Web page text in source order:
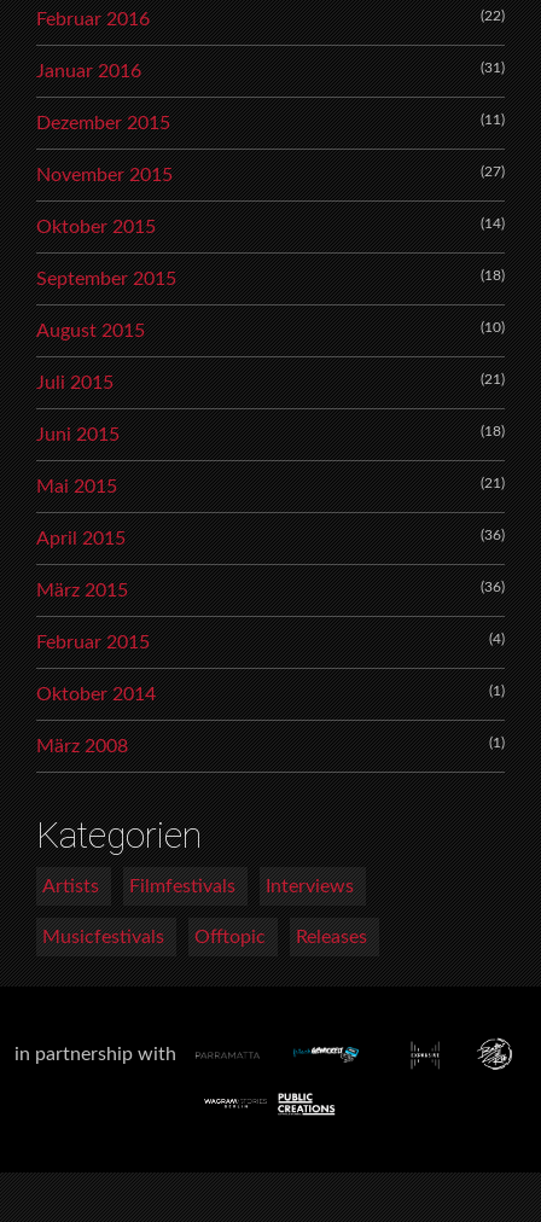
Februar 2016 (22)
Januar 2016 (31)
Dezember 2015 (11)
November 2015 (27)
Oktober 2015 (14)
September 2015 (18)
August 2015 (10)
Juli 2015 (21)
Juni 2015 (18)
Mai 2015 (21)
April 2015 (36)
März 2015 (36)
Februar 2015 (4)
Oktober 2014 (1)
März 2008 (1)
Kategorien
Artists Filmfestivals Interviews
Musicfestivals Offtopic Releases
in partnership with